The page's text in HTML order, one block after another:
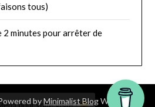
tous)
2 minutes pour arrêter de
byMinimalist BlogWordPress